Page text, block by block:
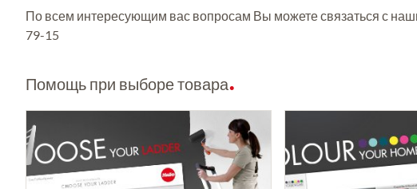
По всем интересующим вас вопросам Вы можете связаться с
79-15
Помощь при выборе товара